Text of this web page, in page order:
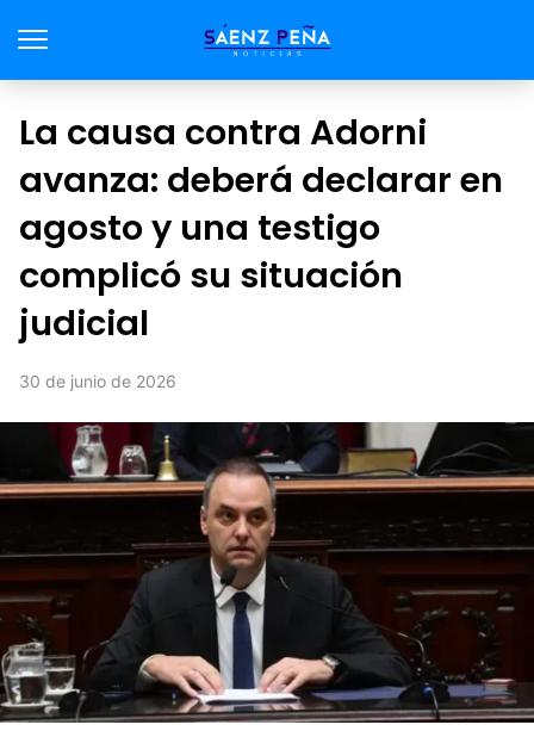
La causa contra Adorni
avanza: deberá declarar en
agosto y una testigo
complicó su situación
judicial
30 de junio de 2026